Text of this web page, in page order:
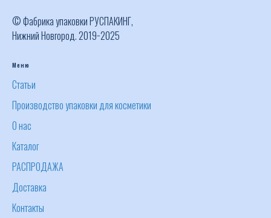
© Фабрика упаковки РУСПАКИНГ,
Нижний Новгород. 2019−2025
Меню
Статьи
Производство упаковки для косметики
О нас
Каталог
РАСПРОДАЖА
Доставка
Контакты